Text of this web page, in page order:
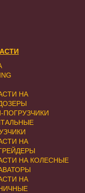
НА
ПОГРУЗЧИКИ
НА
НА КОЛЕСНЫЕ
НА